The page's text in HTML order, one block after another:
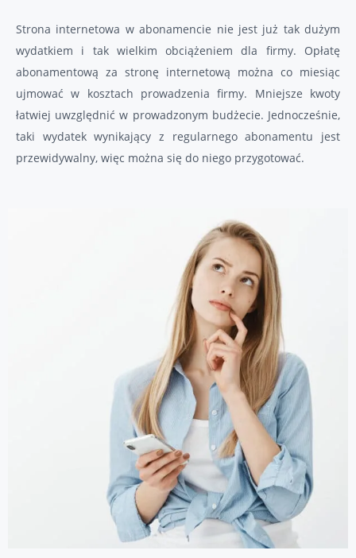
Strona internetowa w abonamencie nie jest już tak dużym
wydatkiem i tak wielkim obciążeniem dla firmy. Opłatę
abonamentową za stronę internetową można co miesiąc
ujmować w kosztach prowadzenia firmy. Mniejsze kwoty
łatwiej uwzględnić w prowadzonym budżecie. Jednocześnie,
taki wydatek wynikający z regularnego abonamentu jest
przewidywalny, więc można się do niego przygotować.